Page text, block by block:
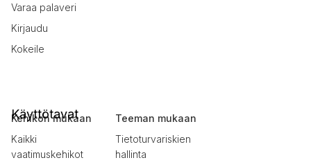
Varaa palaveri
Kirjaudu
Kokeile
Käyttötavat
Kehikon mukaan
Kaikki
vaatimuskehikot
Teeman mukaan
Tietoturvariskien
hallinta